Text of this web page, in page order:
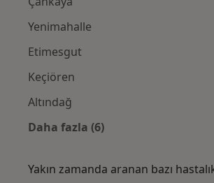
Yenimahalle
Etimesgut
Keçiören
Altındağ
Daha fazla (6)
Yakın zamanda aranan bazı